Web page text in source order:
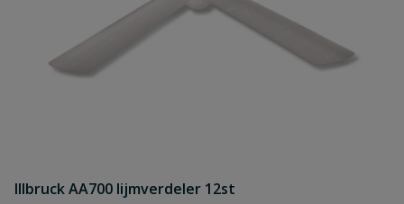
Illbruck AA700 lijmverdeler 12st